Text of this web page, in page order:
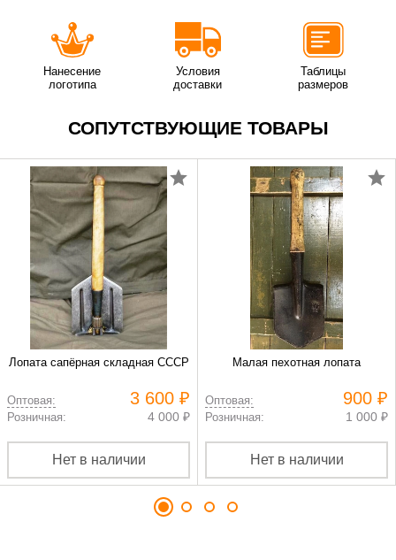
Нанесение
логотипа
Условия
доставки
Таблицы
размеров
СОПУТСТВУЮЩИЕ ТОВАРЫ
Лопата сапёрная складная СССР
Оптовая: 3 600 ₽
Розничная: 4 000 ₽
Нет в наличии
Малая пехотная лопата
Оптовая: 900 ₽
Розничная: 1 000 ₽
Нет в наличии